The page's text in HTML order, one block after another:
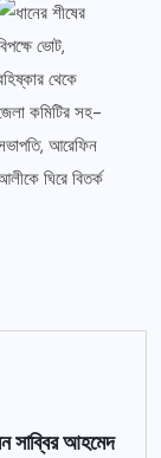
সাব্বির আহমেদ